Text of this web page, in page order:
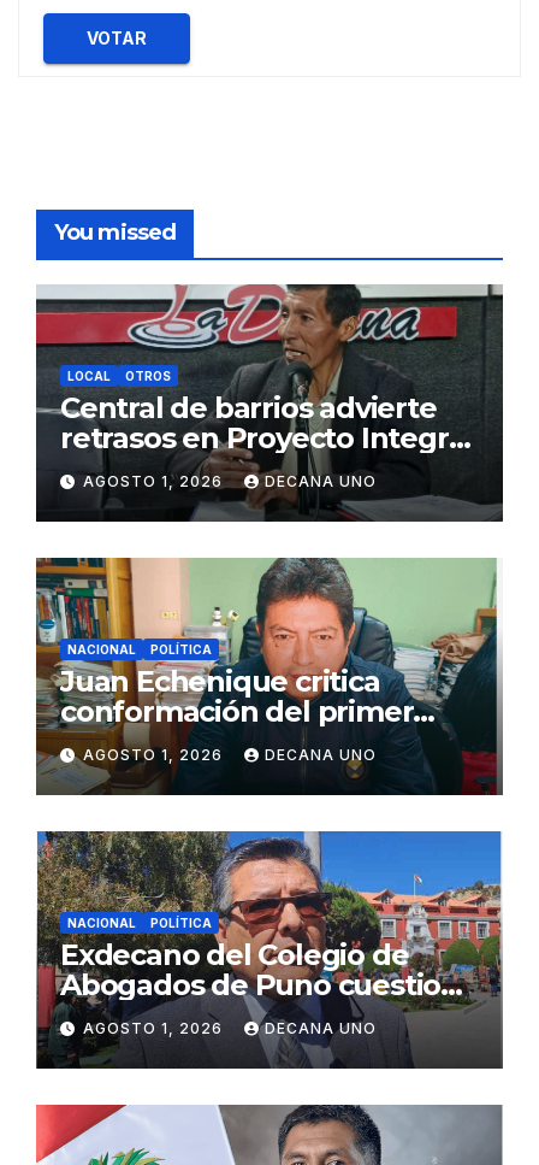
VOTAR
You missed
LOCAL OTROS
Central de barrios advierte
retrasos en Proyecto Integral
de Agua y Alcantarillado para
Juliaca
AGOSTO 1, 2026 DECANA UNO
NACIONAL POLÍTICA
Juan Echenique critica
conformación del primer
gabinete ministerial de Keiko
Fujimori
AGOSTO 1, 2026 DECANA UNO
NACIONAL POLÍTICA
Exdecano del Colegio de
Abogados de Puno cuestiona
propuestas sobre seguridad
ciudadana
AGOSTO 1, 2026 DECANA UNO